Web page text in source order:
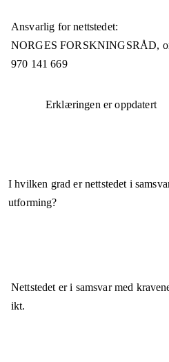
Ansvarlig for nettstedet:
NORGES FORSKNINGSRÅD,
970 141 669
Erklæringen er oppdatert
I hvilken grad er nettstedet i
utforming?
Nettstedet eri samsvarmed
ikt.